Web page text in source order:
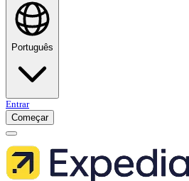
Português
Entrar
Começar